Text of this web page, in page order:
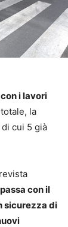
i lavori
la
di cui 5 già
con il
sicurezza di